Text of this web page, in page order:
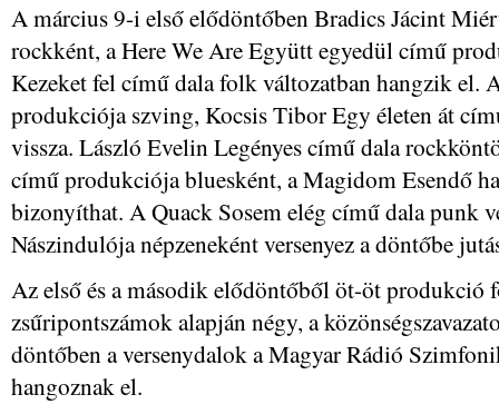
A március 9-i első elődöntőben Bradics Jácint
rockként, a Here We Are Együtt egyedül című
Kezeket fel című dala folk változatban hangzik el.
produkciója szving, Kocsis Tibor Egy életen át
vissza. László Evelin Legényes című dala
című produkciója bluesként, a Magidom Esendő
bizonyíthat. A Quack Sosem elég című dala punk
Nászindulója népzeneként versenyez a döntőbe
Az első és a második elődöntőből öt-öt produkció
zsűripontszámok alapján négy, a
döntőben a versenydalok a Magyar Rádió
hangoznak el.